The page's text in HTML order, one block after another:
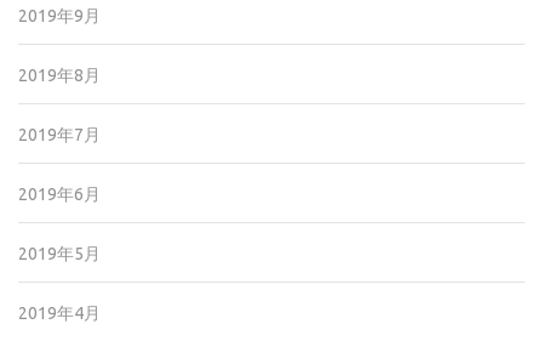
2019年9月
2019年8月
2019年7月
2019年6月
2019年5月
2019年4月